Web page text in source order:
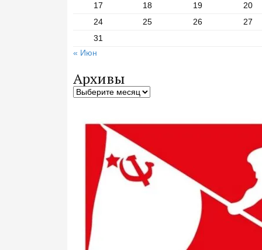
17
18 19
20
24
25 26
27
31
« Июн
Архивы